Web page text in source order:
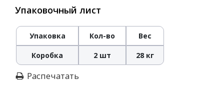
Упаковочный лист
Упаковка Кол-во Вес
Коробка 2 шт 28 кг
Распечатать